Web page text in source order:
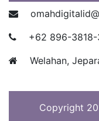
+62 896-
Welahan,
Copyright